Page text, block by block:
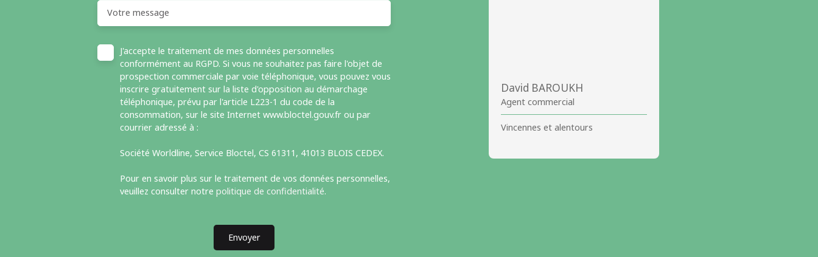
Votre message
J'accepte le traitement de mes données personnelles
conformément au RGPD. Si vous ne souhaitez pas faire l'objet de
prospection commerciale par voie téléphonique, vous pouvez vous
inscrire gratuitement sur la liste d'opposition au démarchage
téléphonique, prévu par l'article L223-1 du code de la
consommation, sur le site Internet www.bloctel.gouv.fr ou par
courrier adressé à :
Société Worldline, Service Bloctel, CS 61311, 41013 BLOIS CEDEX.
Pour en savoir plus sur le traitement de vos données personnelles,
veuillez consulter notre politique de confidentialité.
Envoyer
David BAROUKH
Agent commercial
Vincennes et alentours